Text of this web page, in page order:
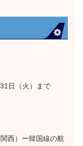
日（火）まで
西）ー韓国線の航